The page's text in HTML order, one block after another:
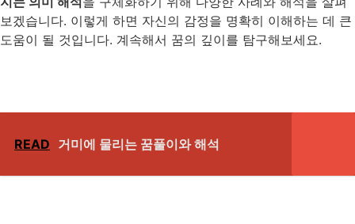
보겠습니다. 이렇게 하면 자신의 감정을 명확히 이해하는 데 큰
도움이 될 것입니다. 계속해서 꿈의 깊이를 탐구해보세요.
READ 거미에 물리는 꿈풀이와 해석